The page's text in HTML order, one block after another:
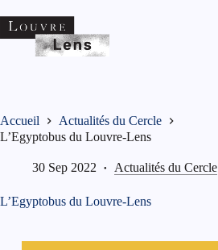
au
contenu
Accueil
Actualités du Cercle
L’Egyptobus du Louvre-Lens
30 Sep 2022 Actualités du Cercle
L’Egyptobus du Louvre-Lens